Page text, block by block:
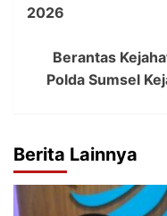
2026
Berantas
Polda Sumsel
Berita Lainnya